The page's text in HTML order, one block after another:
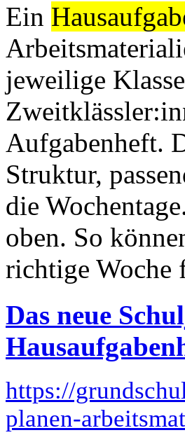
Ein
jeweilige
Aufgabenheft.
Struktur,
die
oben. So
richtige
Das neue
https://
planen-